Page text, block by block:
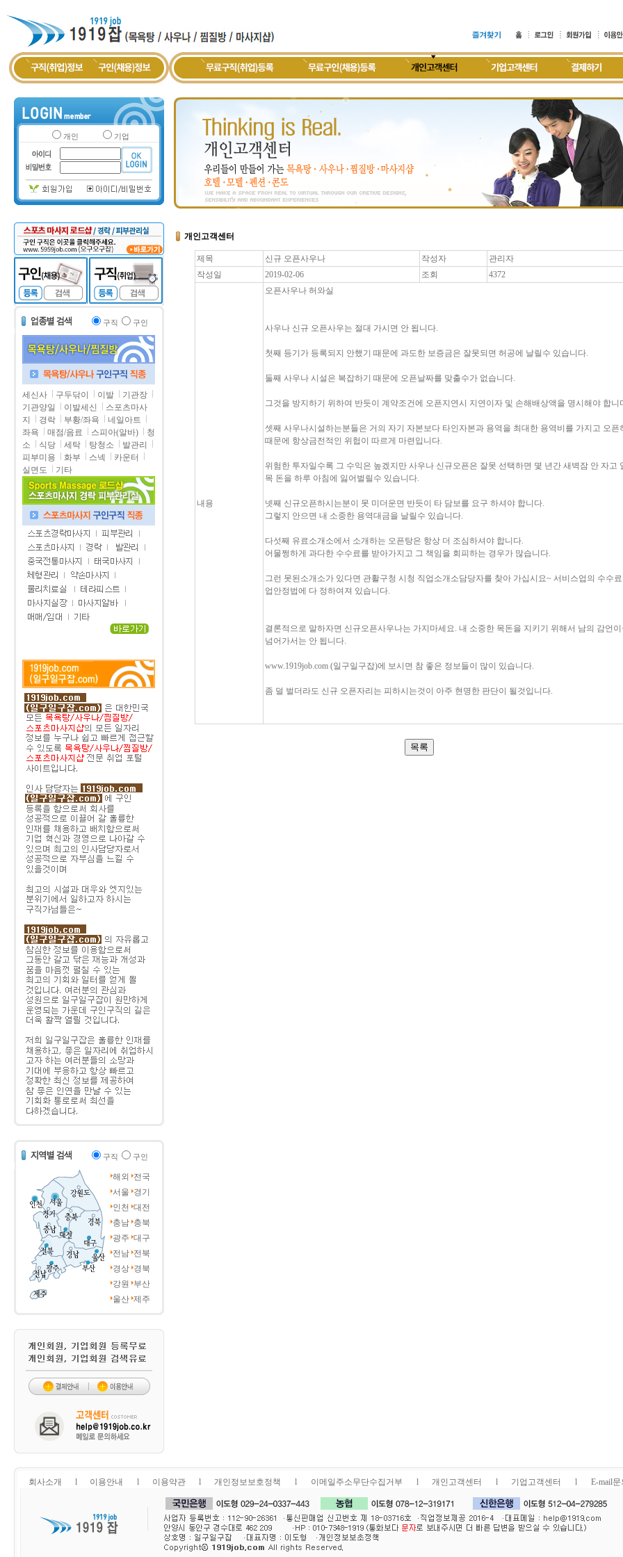
개인 기업
구직 구인
세신사 구두닦이 이발
기관장
기관양일
이발세신
스포츠마사
지
경락 부황/좌욕
네일아트
좌욕
매점/음료 스피아(알바)
청
소
식당 세탁 탕청소
발관리
피부미용
화부 스넥
카운터
실면도
기타
구직 구인
해외
전국
서울 경기
인천 대전
충남 충북
광주 대구
전남 전북
경상 경북
강원
부산
울산 제주
개인고객센터
제목 신규 오픈사우나 작성자
관리자
작성일
2019-02-06 조회 4372
내용
오픈사우나 허와실
사우나 신규 오픈사우는 절대 가시면 안 됩니다.
첫째 등기가 등록되지 안했기 때문에 과도한 보증금은 잘못되면 허공에 날릴수 있습니다.
둘째 사우나 시설은 복잡하기 때문에 오픈날짜를 맞출수가 없습니다.
그것을 방지하기 위하여 반듯이 계약조건에 오픈지연시 지연이자 및 손해배상액을 명시해야 합니
셋째 사우나시설하는분들은 거의 자기 자본보다 타인자본과 용역을 최대한 용역비를 가지고 오픈
때문에 항상금전적인 위헙이 따르게 마련입니다.
위험한 투자일수록 그 수익은 높겠지만 사우나 신규오픈은 잘못 선택하면 몇 년간 새벽잠 안 자고
목 돈을 하루 아침에 잃어벌릴수 있습니다.
넷째 신규오픈하시는분이 못 미더운면 반듯이 타 담보를 요구 하셔야 합니다.
그렇지 안으면 내 소중한 용역대금을 날릴수 있습니다.
다섯째 유료소개소에서 소개하는 오픈탕은 항상 더 조심하셔야 합니다.
어물쩡하게 과다한 수수료를 받아가지고 그 책임을 회피하는 경우가 많습니다.
그런 못된소개소가 있다면 관활구청 시청 직업소개소담당자를 찾아 가십시요~ 서비스업의 수수
업안정법에 다 정하여져 있습니다.
결론적으로 말하자면 신규오픈사우나는 가지마세요. 내 소중한 목돈을 지키기 위해서 남의 감언
넘어가서는 안 됩니다.
www.1919job.com (일구일구잡)에 보시면 참 좋은 정보들이 많이 있습니다.
좀 덜 벌더라도 신규 오픈자리는 피하시는것이 아주 현명한 판단이 될것입니다.
회사소개 l 이용안내 l 이용약관 l 개인정보보호정책 l 이메일주소무단수집거부 l 개인고객센터 l 기업고객센터 l E-mail문